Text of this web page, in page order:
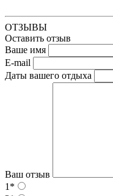
ОТЗЫВЫ
Оставить отзыв
Ваше имя
E-mail
Даты вашего отдыха
Ваш отзыв
1*